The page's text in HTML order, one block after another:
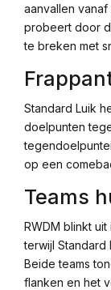
aanvallen
probeert door
te breken met
Standard Luik
doelpunten
op een
Teams
RWDM blinkt
terwijl Standard
Beide teams
flanken en het